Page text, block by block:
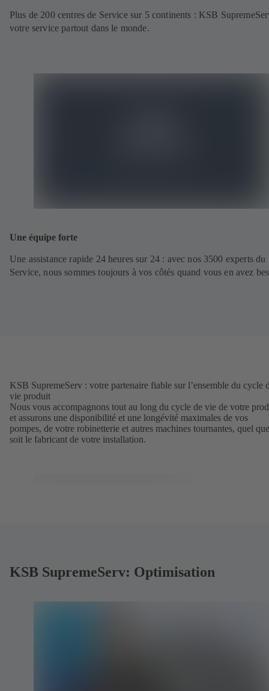
Plus de 200 centres de Service sur 5 continents : KSB
votre service partout dans le monde.
Une équipe forte
Une assistance rapide 24 heures sur 24 : avec nos 3500 experts du
Service, nous sommes toujours à vos côtés quand vous en avez
KSB SupremeServ : votre partenaire fiable sur l’ensemble du cycle
vie produit
Nous vous accompagnons tout au long du cycle de vie de votre
et assurons une disponibilité et une longévité maximales de vos
pompes, de votre robinetterie et autres machines tournantes, quel que
soit le fabricant de votre installation.
KSB SupremeServ: Optimisation